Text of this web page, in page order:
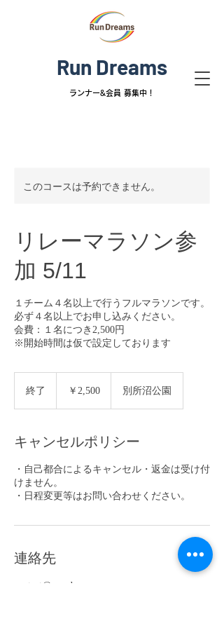
ランナー&会員 募集中！
Run Dreams
このコースは予約できません。
リレーマラソン参
加 5/11
１チーム４名以上で行うフルマラソンです。
必ず４名以上でお申し込みください。
会費：１名につき2,500円
※開始時間は仮で設定しております
終了 ￥2,500 別所沼公園
キャンセルポリシー
・自己都合によるキャンセル・返金は受け付
けません。
・日程変更等はお問い合わせください。
連絡先
contact@run-dreams.com